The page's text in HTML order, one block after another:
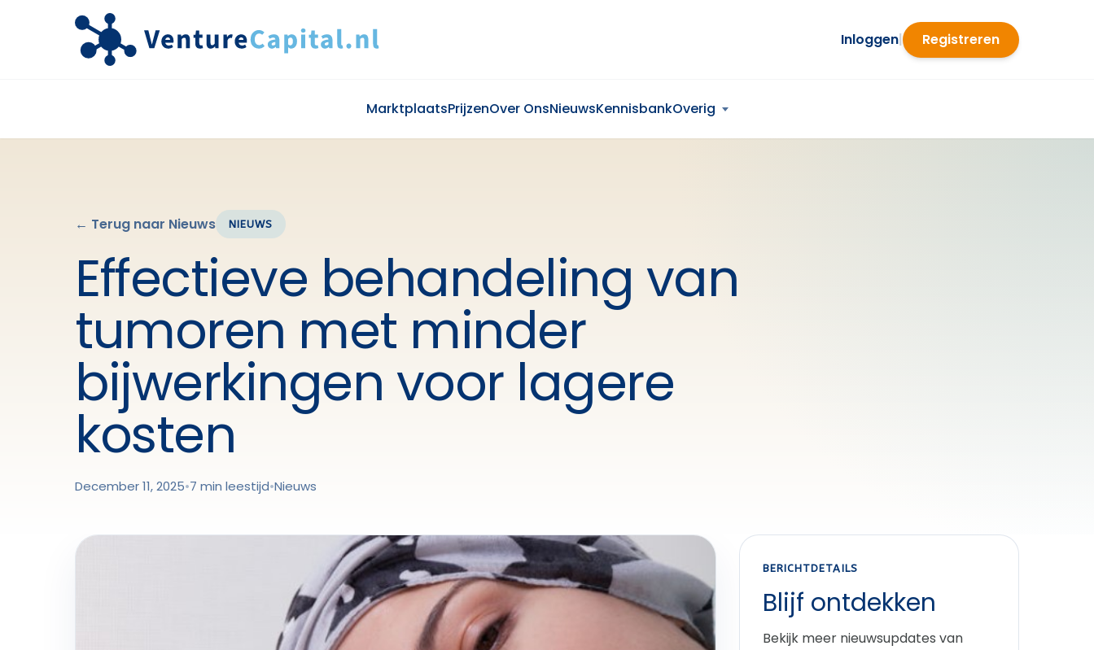
Inloggen| Registreren
MarktplaatsPrijzenOver OnsNieuwsKennisbankOverig
← Terug naar Nieuws NIEUWS
Effectieve behandeling van
tumoren met minder
bijwerkingen voor lagere
kosten
December 11, 2025•7 min leestijd•Nieuws
BERICHTDETAILS
Blijf ontdekken
Bekijk meer nieuwsupdates van